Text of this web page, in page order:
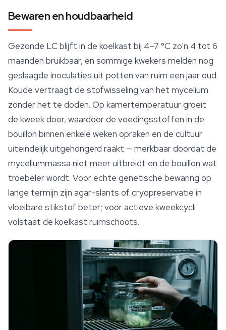
Bewaren en houdbaarheid
Gezonde LC blijft in de koelkast bij 4–7 °C zo'n 4 tot 6
maanden bruikbaar, en sommige kwekers melden nog
geslaagde inoculaties uit potten van ruim een jaar oud.
Koude vertraagt de stofwisseling van het mycelium
zonder het te doden. Op kamertemperatuur groeit
de kweek door, waardoor de voedingsstoffen in de
bouillon binnen enkele weken opraken en de cultuur
uiteindelijk uitgehongerd raakt — merkbaar doordat de
myceliummassa niet meer uitbreidt en de bouillon wat
troebeler wordt. Voor echte genetische bewaring op
lange termijn zijn agar-slants of cryopreservatie in
vloeibare stikstof beter; voor actieve kweekcycli
volstaat de koelkast ruimschoots.